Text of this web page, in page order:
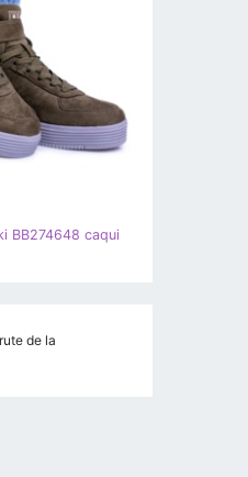
BB274648 caqui
de la